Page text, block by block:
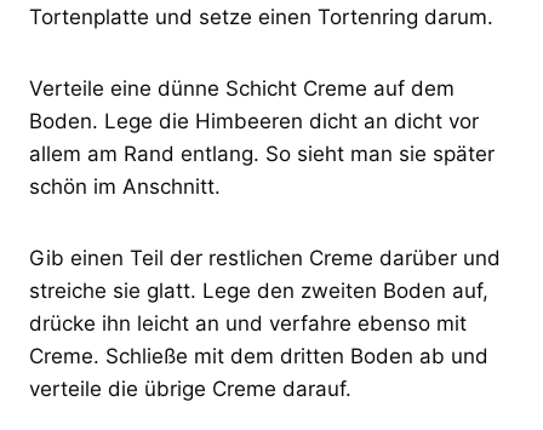
Tortenplatte und setze einen Tortenring darum.
Verteile eine dünne Schicht Creme auf dem
Boden. Lege die Himbeeren dicht an dicht vor
allem am Rand entlang. So sieht man sie später
schön im Anschnitt.
Gib einen Teil der restlichen Creme darüber und
streiche sie glatt. Lege den zweiten Boden auf,
drücke ihn leicht an und verfahre ebenso mit
Creme. Schließe mit dem dritten Boden ab und
verteile die übrige Creme darauf.